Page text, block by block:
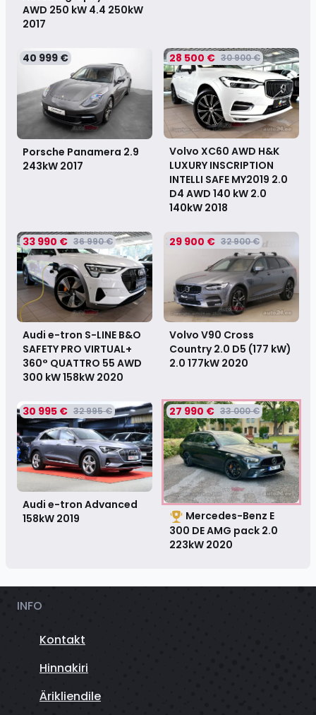
AWD 250 kW 4.4 250kW
2017
40 999 €
Porsche Panamera 2.9
243kW 2017
28 500 € 30 900 €
Volvo XC60 AWD H&K
LUXURY INSCRIPTION
INTELLI SAFE MY2019 2.0
D4 AWD 140 kW 2.0
140kW 2018
33 990 € 36 990 €
Audi e-tron S-LINE B&O
SAFETY PRO VIRTUAL+
360° QUATTRO 55 AWD
300 kW 158kW 2020
29 900 € 32 900 €
Volvo V90 Cross
Country 2.0 D5 (177 kW)
2.0 177kW 2020
30 995 € 32 995 €
Audi e-tron Advanced
158kW 2019
27 990 € 33 000 €
Mercedes-Benz E
300 DE AMG pack 2.0
223kW 2020
INFO
Kontakt
Hinnakiri
Ärikliendile